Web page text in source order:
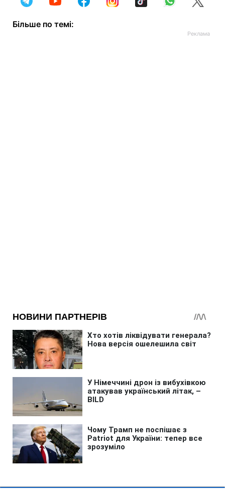
Більше по темі: